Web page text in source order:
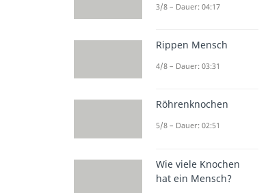
3/8 – Dauer: 04:17
Rippen Mensch
4/8 – Dauer: 03:31
Röhrenknochen
5/8 – Dauer: 02:51
Wie viele Knochen
hat ein Mensch?